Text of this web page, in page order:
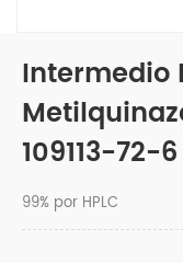
109113-72-6
99% por HPLC